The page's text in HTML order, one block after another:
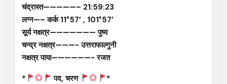
चंद्रास्त—————– 21:59:23
लग्न—– कर्क 11°57′ , 101°57′
सूर्य नक्षत्र——————— पुष्य
चन्द्र नक्षत्र———- उत्तराफाल्गुनी
नक्षत्र पाया——————- रजत
* पद, चरण *